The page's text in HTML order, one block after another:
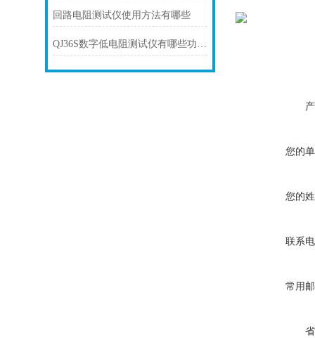
回路电阻测试仪使用方法有哪些
QJ36S数字低电阻测试仪有哪些功能呢？
您的
您的
联系
常用